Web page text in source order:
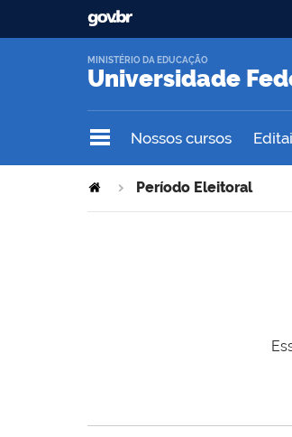
Universidade
MINISTÉRIO DA EDUCAÇÃO
Nossos cursos
Período Eleitoral